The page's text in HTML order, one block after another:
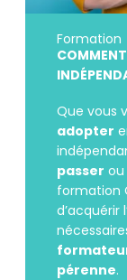
Formation
Que vous
adopter
passer ou
formation
d’acquérir
pérenne.